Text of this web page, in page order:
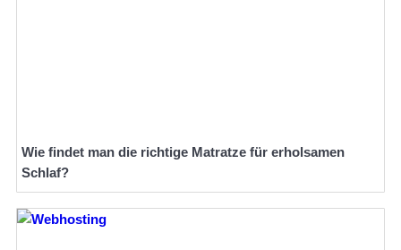
Wie findet man die richtige Matratze für erholsamen
Schlaf?